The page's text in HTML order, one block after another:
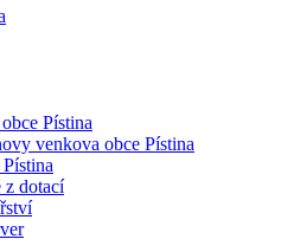
Pístina
venkova obce Pístina
z dotací